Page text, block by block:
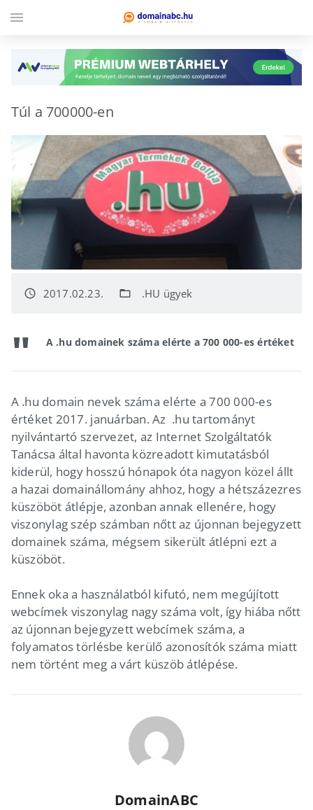
Túl a 700000-en
access_time 2017.02.23. folder_open .HU ügyek
A .hu domainek száma elérte a 700 000-es értéket
A .hu domain nevek száma elérte a 700 000-es
értéket 2017. januárban. Az .hu tartományt
nyilvántartó szervezet, az Internet Szolgáltatók
Tanácsa által havonta közreadott kimutatásból
kiderül, hogy hosszú hónapok óta nagyon közel állt
a hazai domainállomány ahhoz, hogy a hétszázezres
küszöböt átlépje, azonban annak ellenére, hogy
viszonylag szép számban nőtt az újonnan bejegyzett
domainek száma, mégsem sikerült átlépni ezt a
küszöböt.
Ennek oka a használatból kifutó, nem megújított
webcímek viszonylag nagy száma volt, így hiába nőtt
az újonnan bejegyzett webcímek száma, a
folyamatos törlésbe kerülő azonosítók száma miatt
nem történt meg a várt küszöb átlépése.
DomainABC
menu